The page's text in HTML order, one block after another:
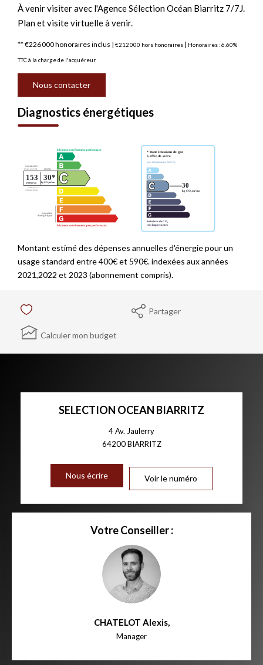
À venir visiter avec l'Agence Sélection Océan Biarritz 7/7J.
Plan et visite virtuelle à venir.
** €226 000honoraires inclus | €212 000 hors honoraires | Honoraires : 6.60%
TTC à la charge de l'acquéreur
Nous contacter
Diagnostics énergétiques
Montant estimé des dépenses annuelles d'énergie pour un
usage standard entre 400€ et 590€. indexées aux années
2021,2022 et 2023 (abonnement compris).
Partager
Calculer mon budget
SELECTION OCEAN BIARRITZ
4 Av. Jaulerry
64200BIARRITZ
Nous écrire Voir le numéro
Votre Conseiller :
CHATELOT Alexis,
Manager